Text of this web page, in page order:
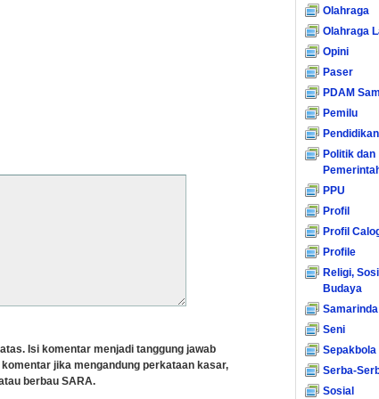
Isi komentar menjadi tanggung jawab
jika mengandung perkataan kasar,
berbau SARA.
Olahraga
Olahraga
Opini
Paser
PDAM
Pemilu
Pendidikan
Politik dan
PPU
Profil
Profil
Profile
Religi,
Budaya
Samarinda
Seni
Sepakbola
Serba-
Sosial